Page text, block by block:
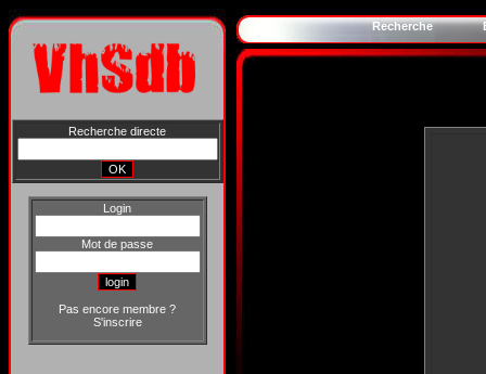
Recherche directe
Login
Mot de passe
Pas encore membre ?
S'inscrire
Recherche